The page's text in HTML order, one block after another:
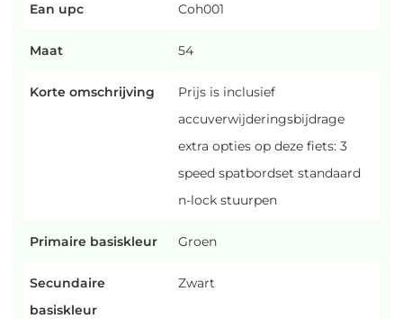
Ean upc Coh001
Maat 54
Korte omschrijving
Prijs is inclusief
accuverwijderingsbijdrage
extra opties op deze fiets: 3
speed spatbordset standaard
n-lock stuurpen
Primaire basiskleur Groen
Secundaire
basiskleur
Zwart